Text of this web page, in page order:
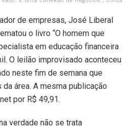
de empresas, José Liberal
o livro “O homem que
em educação financeira
O leilão improvisado aconteceu
neste fim de semana que
área. A mesma publicação
por R$ 49,91.
verdade não se trata